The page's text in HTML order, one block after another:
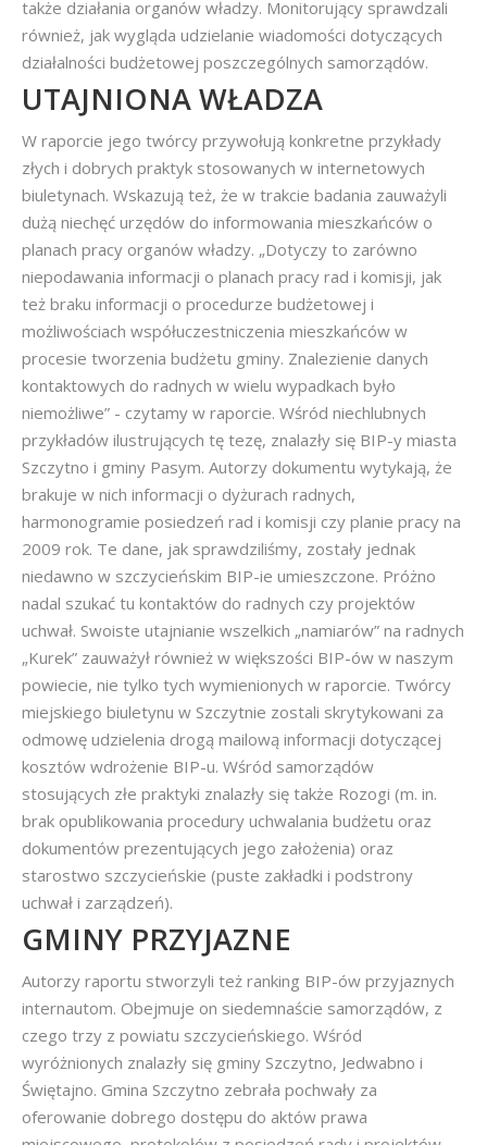
także działania organów władzy. Monitorujący sprawdzali
również, jak wygląda udzielanie wiadomości dotyczących
działalności budżetowej poszczególnych samorządów.
UTAJNIONA WŁADZA
W raporcie jego twórcy przywołują konkretne przykłady
złych i dobrych praktyk stosowanych w internetowych
biuletynach. Wskazują też, że w trakcie badania zauważyli
dużą niechęć urzędów do informowania mieszkańców o
planach pracy organów władzy. „Dotyczy to zarówno
niepodawania informacji o planach pracy rad i komisji, jak
też braku informacji o procedurze budżetowej i
możliwościach współuczestniczenia mieszkańców w
procesie tworzenia budżetu gminy. Znalezienie danych
kontaktowych do radnych w wielu wypadkach było
niemożliwe” - czytamy w raporcie. Wśród niechlubnych
przykładów ilustrujących tę tezę, znalazły się BIP-y miasta
Szczytno i gminy Pasym. Autorzy dokumentu wytykają, że
brakuje w nich informacji o dyżurach radnych,
harmonogramie posiedzeń rad i komisji czy planie pracy na
2009 rok. Te dane, jak sprawdziliśmy, zostały jednak
niedawno w szczycieńskim BIP-ie umieszczone. Próżno
nadal szukać tu kontaktów do radnych czy projektów
uchwał. Swoiste utajnianie wszelkich „namiarów” na radnych
„Kurek” zauważył również w większości BIP-ów w naszym
powiecie, nie tylko tych wymienionych w raporcie. Twórcy
miejskiego biuletynu w Szczytnie zostali skrytykowani za
odmowę udzielenia drogą mailową informacji dotyczącej
kosztów wdrożenie BIP-u. Wśród samorządów
stosujących złe praktyki znalazły się także Rozogi (m. in.
brak opublikowania procedury uchwalania budżetu oraz
dokumentów prezentujących jego założenia) oraz
starostwo szczycieńskie (puste zakładki i podstrony
uchwał i zarządzeń).
GMINY PRZYJAZNE
Autorzy raportu stworzyli też ranking BIP-ów przyjaznych
internautom. Obejmuje on siedemnaście samorządów, z
czego trzy z powiatu szczycieńskiego. Wśród
wyróżnionych znalazły się gminy Szczytno, Jedwabno i
Świętajno. Gmina Szczytno zebrała pochwały za
oferowanie dobrego dostępu do aktów prawa